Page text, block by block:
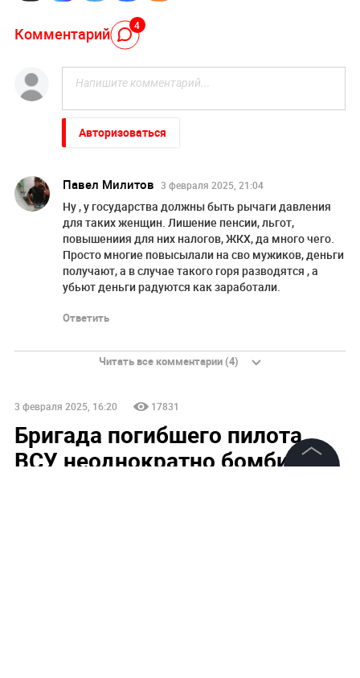
Комментарий 4
Авторизоваться
Павел Милитов 3 февраля 2025, 21:04
Ну , у государства должны быть рычаги давления
для таких женщин. Лишение пенсии, льгот,
повышениия для них налогов, ЖКХ, да много чего.
Просто многие повысылали на сво мужиков, деньги
получают, а в случае такого горя разводятся , а
убьют деньги радуются как заработали.
Ответить
Читать все комментарии (4)
3 февраля 2025, 16:20 17831
Бригада погибшего пилота
ВСУ неоднократно бомбила